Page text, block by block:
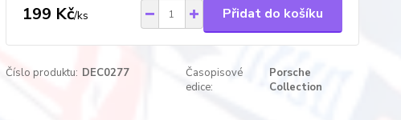
199 Kč/ks Přidat do košíku
Číslo produktu: DEC0277
Časopisové
edice:
Porsche
Collection